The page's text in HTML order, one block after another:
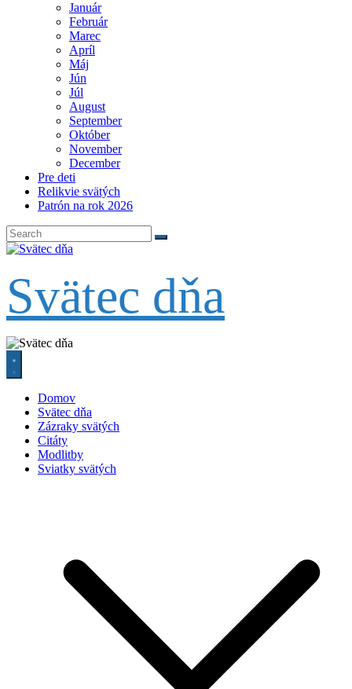
Január
Február
Marec
Apríl
Máj
Jún
Júl
August
September
Október
November
December
Pre deti
Relikvie svätých
Patrón na rok 2026
Svätec dňa
Domov
Svätec dňa
Zázraky svätých
Citáty
Modlitby
Sviatky svätých